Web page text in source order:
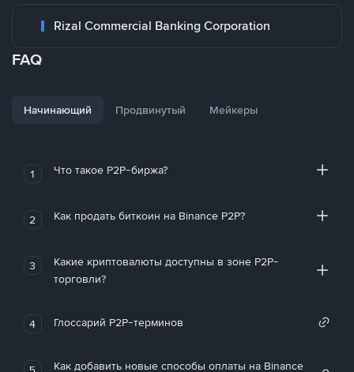
Rizal Commercial Banking Corporation
FAQ
Начинающий Продвинутый Мейкеры
1 Что такое P2P-биржа?
2 Как продать биткоин на Binance P2P?
3
Какие криптовалюты доступны в зоне P2P-
торговли?
4 Глоссарий P2P-терминов
Как добавить новые способы оплаты на Binance